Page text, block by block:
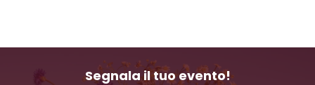
Segnala il tuo evento!